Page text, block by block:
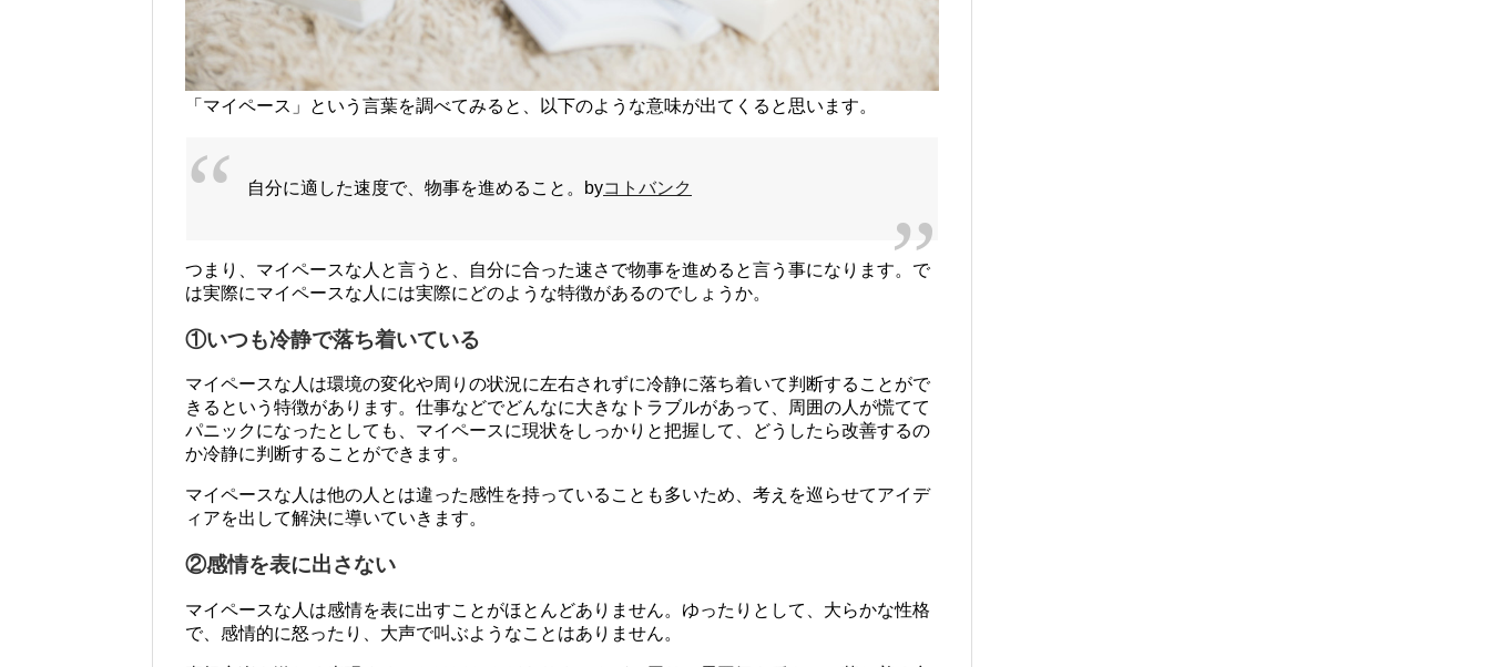
「マイペース」という言葉を調べてみると、以下のような意味が出てくると思います。
自分に適した速度で、物事を進めること。byコトバンク
つまり、マイペースな人と言うと、自分に合った速さで物事を進めると言う事になります。で
は実際にマイペースな人には実際にどのような特徴があるのでしょうか。
①いつも冷静で落ち着いている
マイペースな人は環境の変化や周りの状況に左右されずに冷静に落ち着いて判断することがで
きるという特徴があります。仕事などでどんなに大きなトラブルがあって、周囲の人が慌てて
パニックになったとしても、マイペースに現状をしっかりと把握して、どうしたら改善するの
か冷静に判断することができます。
マイペースな人は他の人とは違った感性を持っていることも多いため、考えを巡らせてアイデ
ィアを出して解決に導いていきます。
②感情を表に出さない
マイペースな人は感情を表に出すことがほとんどありません。ゆったりとして、大らかな性格
で、感情的に怒ったり、大声で叫ぶようなことはありません。